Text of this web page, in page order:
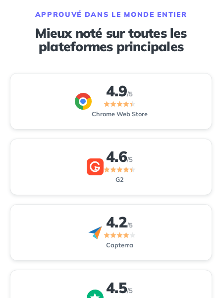
APPROUVÉ DANS LE MONDE ENTIER
Mieux noté sur toutes les
plateformes principales
4.9/5
Chrome Web Store
2
4.6/5
G2
4.2/5
Capterra
4.5/5